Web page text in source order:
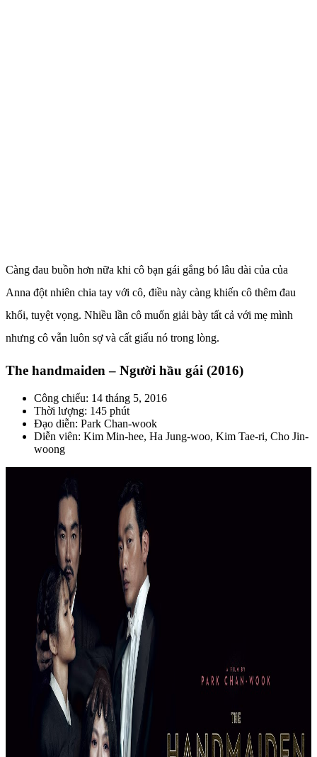
Càng đau buồn hơn nữa khi cô bạn gái gắng bó lâu dài của của
Anna đột nhiên chia tay với cô, điều này càng khiến cô thêm đau
khổi, tuyệt vọng. Nhiều lần cô muốn giải bày tất cả với mẹ mình
nhưng cô vẫn luôn sợ và cất giấu nó trong lòng.
The handmaiden – Người hầu gái (2016)
Công chiếu: 14 tháng 5, 2016
Thời lượng: 145 phút
Đạo diễn: Park Chan-wook
Diễn viên: Kim Min-hee, Ha Jung-woo, Kim Tae-ri, Cho Jin-
woong